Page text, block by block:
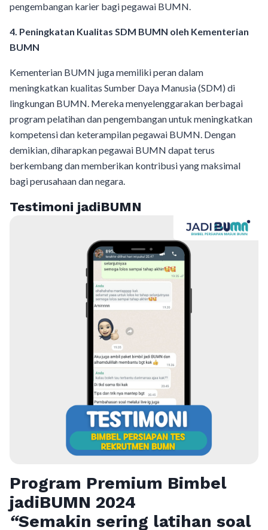
pengembangan karier bagi pegawai BUMN.
4. Peningkatan Kualitas SDM BUMN oleh Kementerian
BUMN
Kementerian BUMN juga memiliki peran dalam
meningkatkan kualitas Sumber Daya Manusia (SDM) di
lingkungan BUMN. Mereka menyelenggarakan berbagai
program pelatihan dan pengembangan untuk meningkatkan
kompetensi dan keterampilan pegawai BUMN. Dengan
demikian, diharapkan pegawai BUMN dapat terus
berkembang dan memberikan kontribusi yang maksimal
bagi perusahaan dan negara.
Testimoni jadiBUMN
Program Premium Bimbel
jadiBUMN 2024
“Semakin sering latihan soal